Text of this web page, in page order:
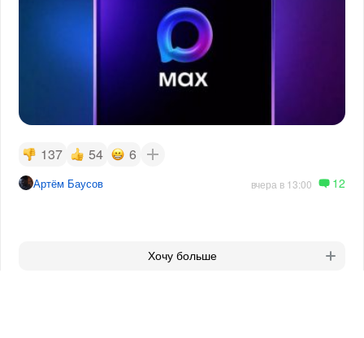
137 54 6
Артём Баусов вчера в 13:00 12
Хочу больше